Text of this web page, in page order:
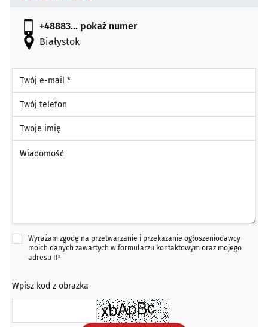
+48883... pokaż numer
Białystok
Wyrażam zgodę na przetwarzanie i przekazanie ogłoszeniodawcy
moich danych zawartych w formularzu kontaktowym oraz mojego
adresu IP
Wpisz kod z obrazka